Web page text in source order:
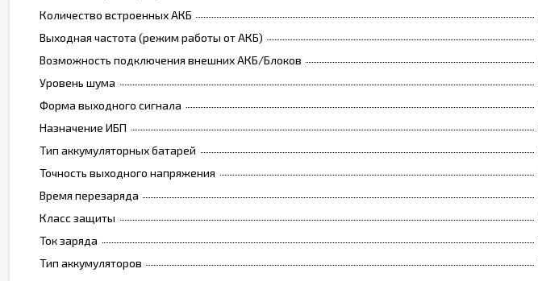
Количество встроенных АКБ
Выходная частота (режим работы от АКБ)
Возможность подключения внешних АКБ/Блоков
Уровень шума
Форма выходного сигнала
Назначение ИБП
Тип аккумуляторных батарей
Точность выходного напряжения
Время перезаряда
Класс защиты
Ток заряда
Тип аккумуляторов